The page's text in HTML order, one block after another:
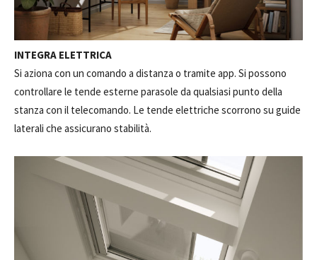
INTEGRA ELETTRICA
Si aziona con un comando a distanza o tramite app. Si possono
controllare le tende esterne parasole da qualsiasi punto della
stanza con il telecomando. Le tende elettriche scorrono su guide
laterali che assicurano stabilità.